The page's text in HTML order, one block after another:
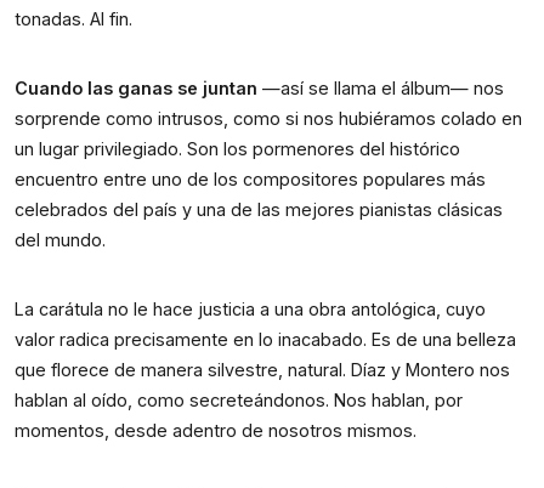
tonadas. Al fin.
Cuando las ganas se juntan —así se llama el álbum— nos
sorprende como intrusos, como si nos hubiéramos colado en
un lugar privilegiado. Son los pormenores del histórico
encuentro entre uno de los compositores populares más
celebrados del país y una de las mejores pianistas clásicas
del mundo.
La carátula no le hace justicia a una obra antológica, cuyo
valor radica precisamente en lo inacabado. Es de una belleza
que florece de manera silvestre, natural. Díaz y Montero nos
hablan al oído, como secreteándonos. Nos hablan, por
momentos, desde adentro de nosotros mismos.